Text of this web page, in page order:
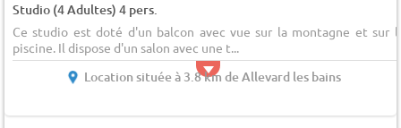
Studio (4 Adultes) 4 pers.
Ce studio est doté d'un balcon avec vue sur la montagne et sur
piscine. Il dispose d'un salon avec une t...
Location située à 3.8 km de Allevard les bains